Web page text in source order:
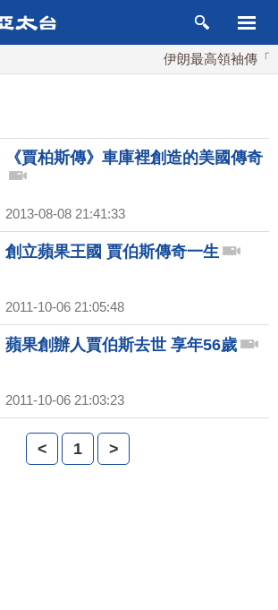
伊朗最高領袖傳「
《賈柏斯傳》車庫裡創造的美國傳奇
2013-08-08 21:41:33
創立蘋果王國 賈伯斯傳奇一生
2011-10-06 21:05:48
蘋果創辦人賈伯斯去世 享年56歲
2011-10-06 21:03:23
< 1 >